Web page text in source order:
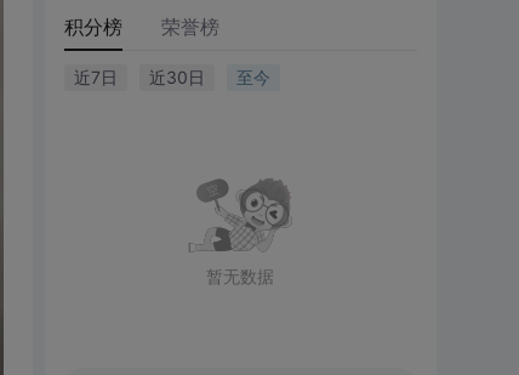
积分榜 荣誉榜
近7日 近30日 至今
暂无数据